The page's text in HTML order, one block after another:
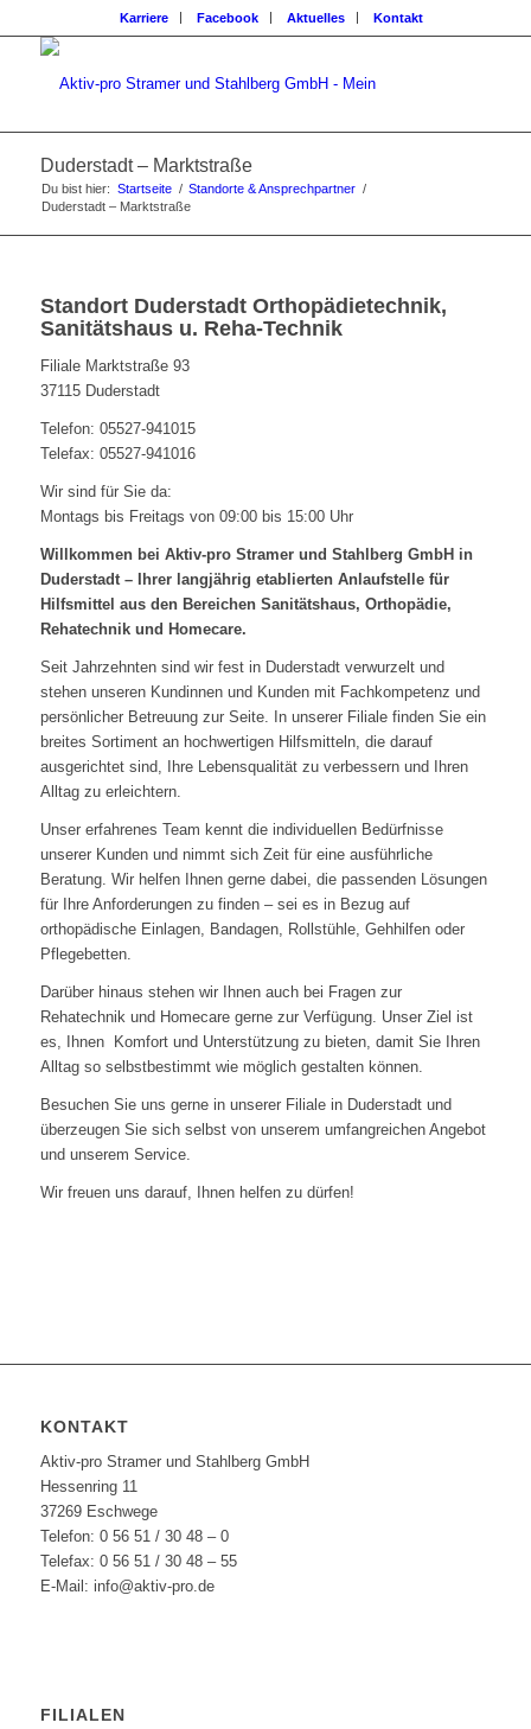
Karriere Facebook Aktuelles Kontakt
Duderstadt – Marktstraße
Du bist hier: Startseite / Standorte & Ansprechpartner /
Duderstadt – Marktstraße
Standort Duderstadt Orthopädietechnik,
Sanitätshaus u. Reha-Technik
Filiale Marktstraße 93
37115 Duderstadt
Telefon: 05527-941015
Telefax: 05527-941016
Wir sind für Sie da:
Montags bis Freitags von 09:00 bis 15:00 Uhr
Willkommen bei Aktiv-pro Stramer und Stahlberg GmbH in
Duderstadt – Ihrer langjährig etablierten Anlaufstelle für
Hilfsmittel aus den Bereichen Sanitätshaus, Orthopädie,
Rehatechnik und Homecare.
Seit Jahrzehnten sind wir fest in Duderstadt verwurzelt und
stehen unseren Kundinnen und Kunden mit Fachkompetenz und
persönlicher Betreuung zur Seite. In unserer Filiale finden Sie ein
breites Sortiment an hochwertigen Hilfsmitteln, die darauf
ausgerichtet sind, Ihre Lebensqualität zu verbessern und Ihren
Alltag zu erleichtern.
Unser erfahrenes Team kennt die individuellen Bedürfnisse
unserer Kunden und nimmt sich Zeit für eine ausführliche
Beratung. Wir helfen Ihnen gerne dabei, die passenden Lösungen
für Ihre Anforderungen zu finden – sei es in Bezug auf
orthopädische Einlagen, Bandagen, Rollstühle, Gehhilfen oder
Pflegebetten.
Darüber hinaus stehen wir Ihnen auch bei Fragen zur
Rehatechnik und Homecare gerne zur Verfügung. Unser Ziel ist
es, Ihnen Komfort und Unterstützung zu bieten, damit Sie Ihren
Alltag so selbstbestimmt wie möglich gestalten können.
Besuchen Sie uns gerne in unserer Filiale in Duderstadt und
überzeugen Sie sich selbst von unserem umfangreichen Angebot
und unserem Service.
Wir freuen uns darauf, Ihnen helfen zu dürfen!
KONTAKT
Aktiv-pro Stramer und Stahlberg GmbH
Hessenring 11
37269 Eschwege
Telefon: 0 56 51 / 30 48 – 0
Telefax: 0 56 51 / 30 48 – 55
E-Mail: info@aktiv-pro.de
FILIALEN